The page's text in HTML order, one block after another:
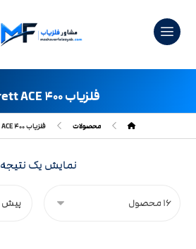
فلزیاب Garrett ACE ۴۰۰
محصولات فلزیاب Garrett ACE ۴۰۰
نمایش یک نتیجه